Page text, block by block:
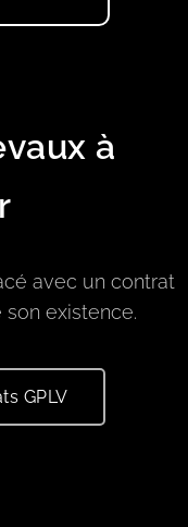
à
avec un contrat
existence.
GPLV